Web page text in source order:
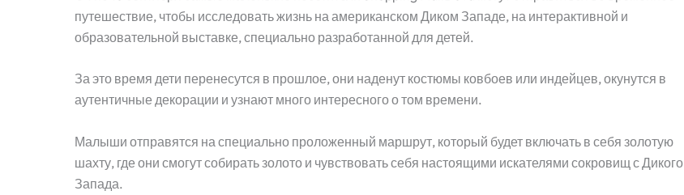
путешествие, чтобы исследовать жизнь на американском Диком Западе, на интерактивной и
образовательной выставке, специально разработанной для детей.
За это время дети перенесутся в прошлое, они наденут костюмы ковбоев или индейцев, окунутся в
аутентичные декорации и узнают много интересного о том времени.
Малыши отправятся на специально проложенный маршрут, который будет включать в себя золотую
шахту, где они смогут собирать золото и чувствовать себя настоящими искателями сокровищ с Дикого
Запада.